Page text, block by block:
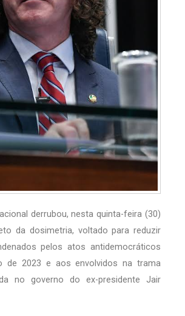
derrubou, nesta quinta-feira (30)
da dosimetria, voltado para reduzir
pelos atos antidemocráticos
de 2023 e aos envolvidos na trama
no governo do ex-presidente Jair